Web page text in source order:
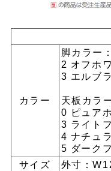
カラー
脚カラー：
2 オフホ
3 エルブ
天板カラ
0 ピュア
3 ライト
4 ナチュ
5 ダーク
サイズ
外寸：